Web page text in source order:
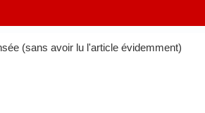
(sans avoir lu l'article évidemment)